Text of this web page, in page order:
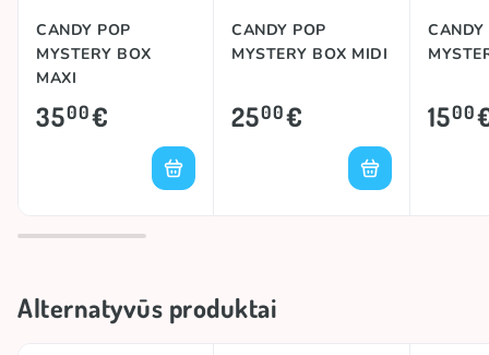
CANDY POP
MYSTERY BOX
MAXI
3500€
CANDY POP
MYSTERY BOX MIDI
2500€
CANDY
1500
Alternatyvūs produktai